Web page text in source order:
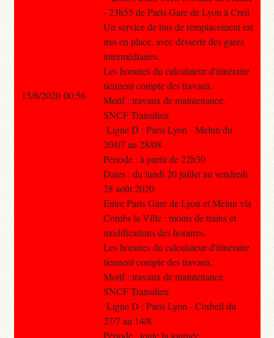
- 23h55 de Paris Gare de Lyon à Creil
Un service de bus de remplacement est
mis en place, avec desserte des gares
intermédiaires.
Les horaires du calculateur d'itinéraire
tiennent compte des travaux.
Motif : travaux de maintenance.
SNCF Transilien
Ligne D : Paris Lyon - Melun du
20/07 au 28/08
Période : à partir de 22h30
Dates : du lundi 20 juillet au vendredi
28 août 2020
Entre Paris Gare de Lyon et Melun via
Combs la Ville : moins de trains et
modifications des horaires.
Les horaires du calculateur d'itinéraire
tiennent compte des travaux.
Motif : travaux de maintenance.
SNCF Transilien
Ligne D : Paris Lyon - Corbeil du
27/7 au 14/8
Période : toute la journée
15/8/2020 00:56